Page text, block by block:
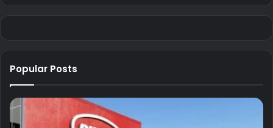
Popular Posts